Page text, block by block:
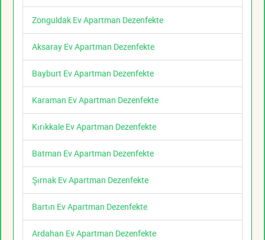
Zonguldak Ev Apartman Dezenfekte
Aksaray Ev Apartman Dezenfekte
Bayburt Ev Apartman Dezenfekte
Karaman Ev Apartman Dezenfekte
Kırıkkale Ev Apartman Dezenfekte
Batman Ev Apartman Dezenfekte
Şırnak Ev Apartman Dezenfekte
Bartın Ev Apartman Dezenfekte
Ardahan Ev Apartman Dezenfekte